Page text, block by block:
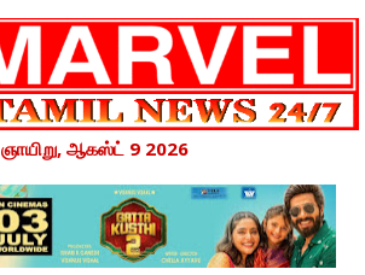
ஞாயிறு, ஆகஸ்ட் 9 2026